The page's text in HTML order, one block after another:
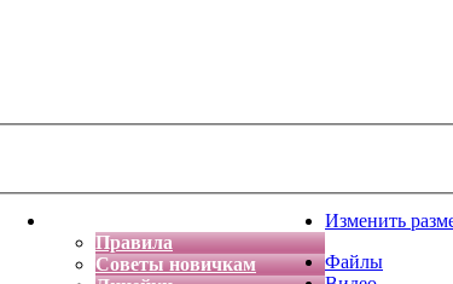
Правила
Советы новичкам
Изменить
Файлы